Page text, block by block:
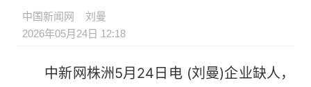
中国新闻网
刘曼
2026年05月24日 12:18
中新网株洲5月24日电 (刘曼)企业缺人，